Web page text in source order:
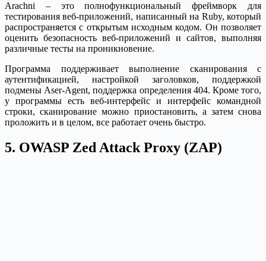
Arachni – это полнофункциональный фреймворк для
тестирования веб-приложений, написанный на Ruby, который
распространяется с открытым исходным кодом. Он позволяет
оценить безопасность веб-приложений и сайтов, выполняя
различные тесты на проникновение.
Программа поддерживает выполнение сканирования с
аутентификацией, настройкой заголовков, поддержкой
подмены Aser-Agent, поддержка определения 404. Кроме того,
у программы есть веб-интерфейс и интерфейс командной
строки, сканирование можно приостановить, а затем снова
проложить и в целом, все работает очень быстро.
5. OWASP Zed Attack Proxy (ZAP)